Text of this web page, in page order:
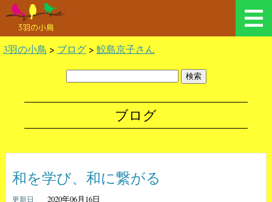
3羽の小鳥
3羽の小鳥 > ブログ > 鮫島京子さん
ブログ
和を学び、和に繋がる
2020年06月16日